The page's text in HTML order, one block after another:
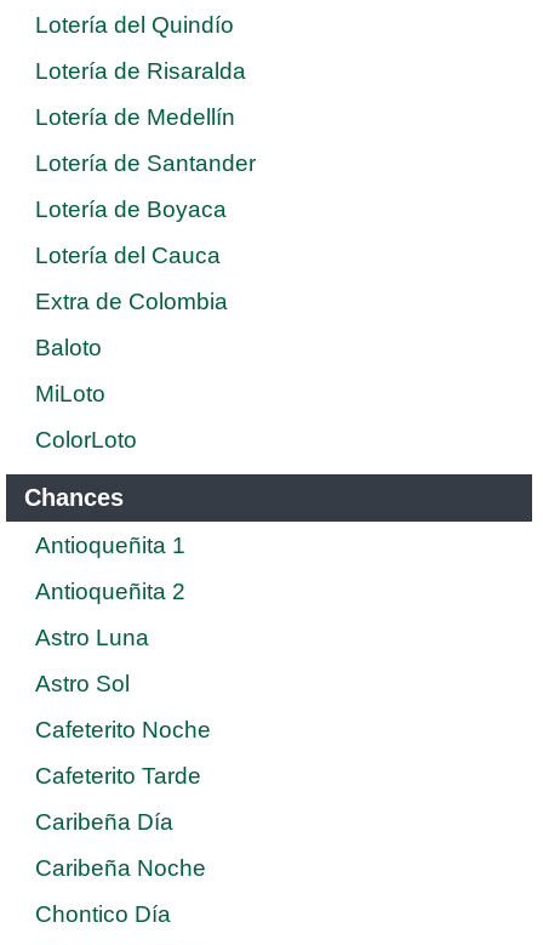
Lotería del Quindío
Lotería de Risaralda
Lotería de Medellín
Lotería de Santander
Lotería de Boyaca
Lotería del Cauca
Extra de Colombia
Baloto
MiLoto
ColorLoto
Chances
Antioqueñita 1
Antioqueñita 2
Astro Luna
Astro Sol
Cafeterito Noche
Cafeterito Tarde
Caribeña Día
Caribeña Noche
Chontico Día